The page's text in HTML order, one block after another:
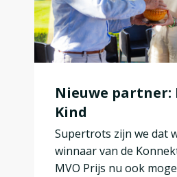
Nieuwe partner:
Kind
Supertrots zijn we dat
winnaar van de
MVO Prijs nu ook